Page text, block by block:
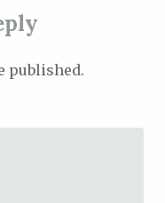
published.